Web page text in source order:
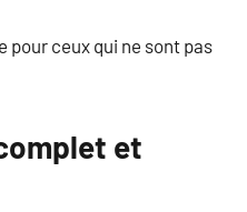
pour ceux qui ne sont pas
et